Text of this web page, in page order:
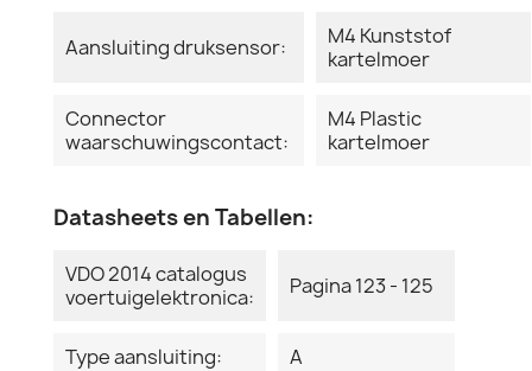
Aansluiting druksensor:
M4 Kunststof
kartelmoer
Connector
waarschuwingscontact:
M4 Plastic
kartelmoer
Datasheets en Tabellen:
VDO 2014 catalogus
voertuigelektronica:
Pagina 123 - 125
Type aansluiting: A